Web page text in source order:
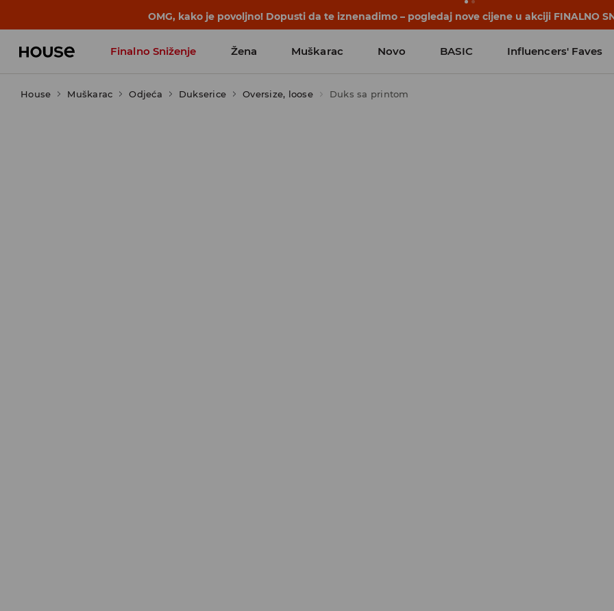
BACK TO SCHOOL 📒Najbolje priče počinju prije prvog školskog zvona. Započni školsku godinu
Finalno Sniženje Žena Muškarac Novo BASIC Influencers' Faves
House Muškarac Odjeća Dukserice Oversize, loose Duks sa printom